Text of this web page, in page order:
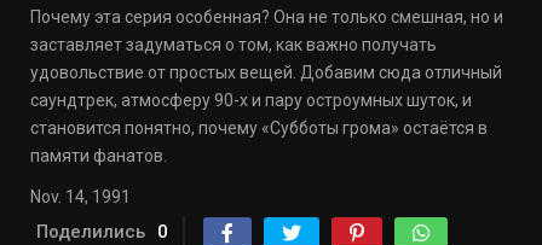
Почему эта серия особенная? Она не только смешная, но и
заставляет задуматься о том, как важно получать
удовольствие от простых вещей. Добавим сюда отличный
саундтрек, атмосферу 90-х и пару остроумных шуток, и
становится понятно, почему «Субботы грома» остаётся в
памяти фанатов.
Nov. 14, 1991
Поделились 0